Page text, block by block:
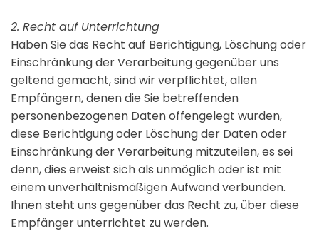
2. Recht auf Unterrichtung
Haben Sie das Recht auf Berichtigung, Löschung oder
Einschränkung der Verarbeitung gegenüber uns
geltend gemacht, sind wir verpflichtet, allen
Empfängern, denen die Sie betreffenden
personenbezogenen Daten offengelegt wurden,
diese Berichtigung oder Löschung der Daten oder
Einschränkung der Verarbeitung mitzuteilen, es sei
denn, dies erweist sich als unmöglich oder ist mit
einem unverhältnismäßigen Aufwand verbunden.
Ihnen steht uns gegenüber das Recht zu, über diese
Empfänger unterrichtet zu werden.